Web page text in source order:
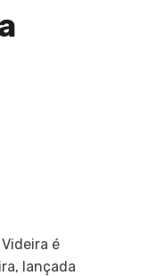
é
lançada